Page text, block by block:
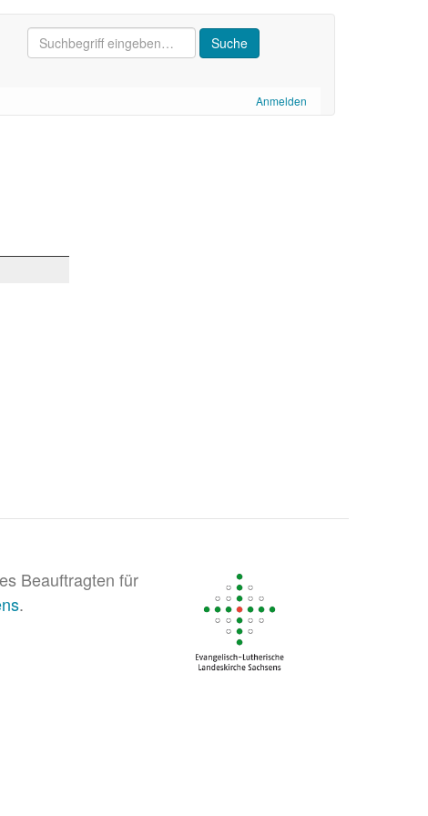
Anmelden
Beauftragten für
.